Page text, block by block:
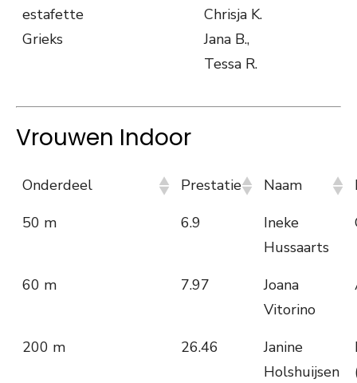
estafette
Grieks
Chrisja K.
Jana B.,
Tessa R.
Vrouwen Indoor
Onderdeel Prestatie Naam
50 m
6.9
Ineke
Hussaarts
60 m 7.97
Joana
Vitorino
200 m 26.46
Janine
Holshuijsen